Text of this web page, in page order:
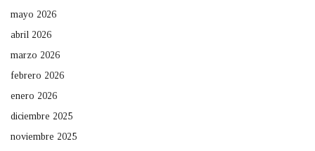
mayo 2026
abril 2026
marzo 2026
febrero 2026
enero 2026
diciembre 2025
noviembre 2025